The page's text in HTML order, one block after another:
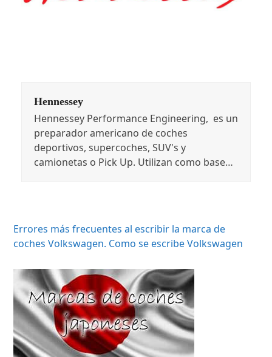
Hennessey
Hennessey Performance Engineering, es un
preparador americano de coches
deportivos, supercoches, SUV's y
camionetas o Pick Up. Utilizan como base…
Errores más frecuentes al escribir la marca de
coches Volkswagen. Como se escribe Volkswagen